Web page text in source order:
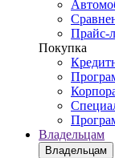
Прайс-
Покупка
Владельцам
Владельцам